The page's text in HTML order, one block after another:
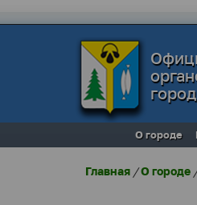
О городе
Главная /О городе